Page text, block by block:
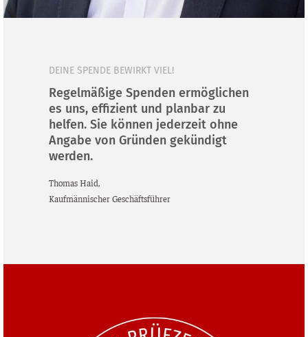
DEINE SPENDE BEWIRKT VIEL!
Regelmäßige Spenden ermöglichen
es uns, effizient und planbar zu
helfen. Sie können jederzeit ohne
Angabe von Gründen gekündigt
werden.
Tho­mas Haid,
Kauf­män­ni­scher Geschäftsführer